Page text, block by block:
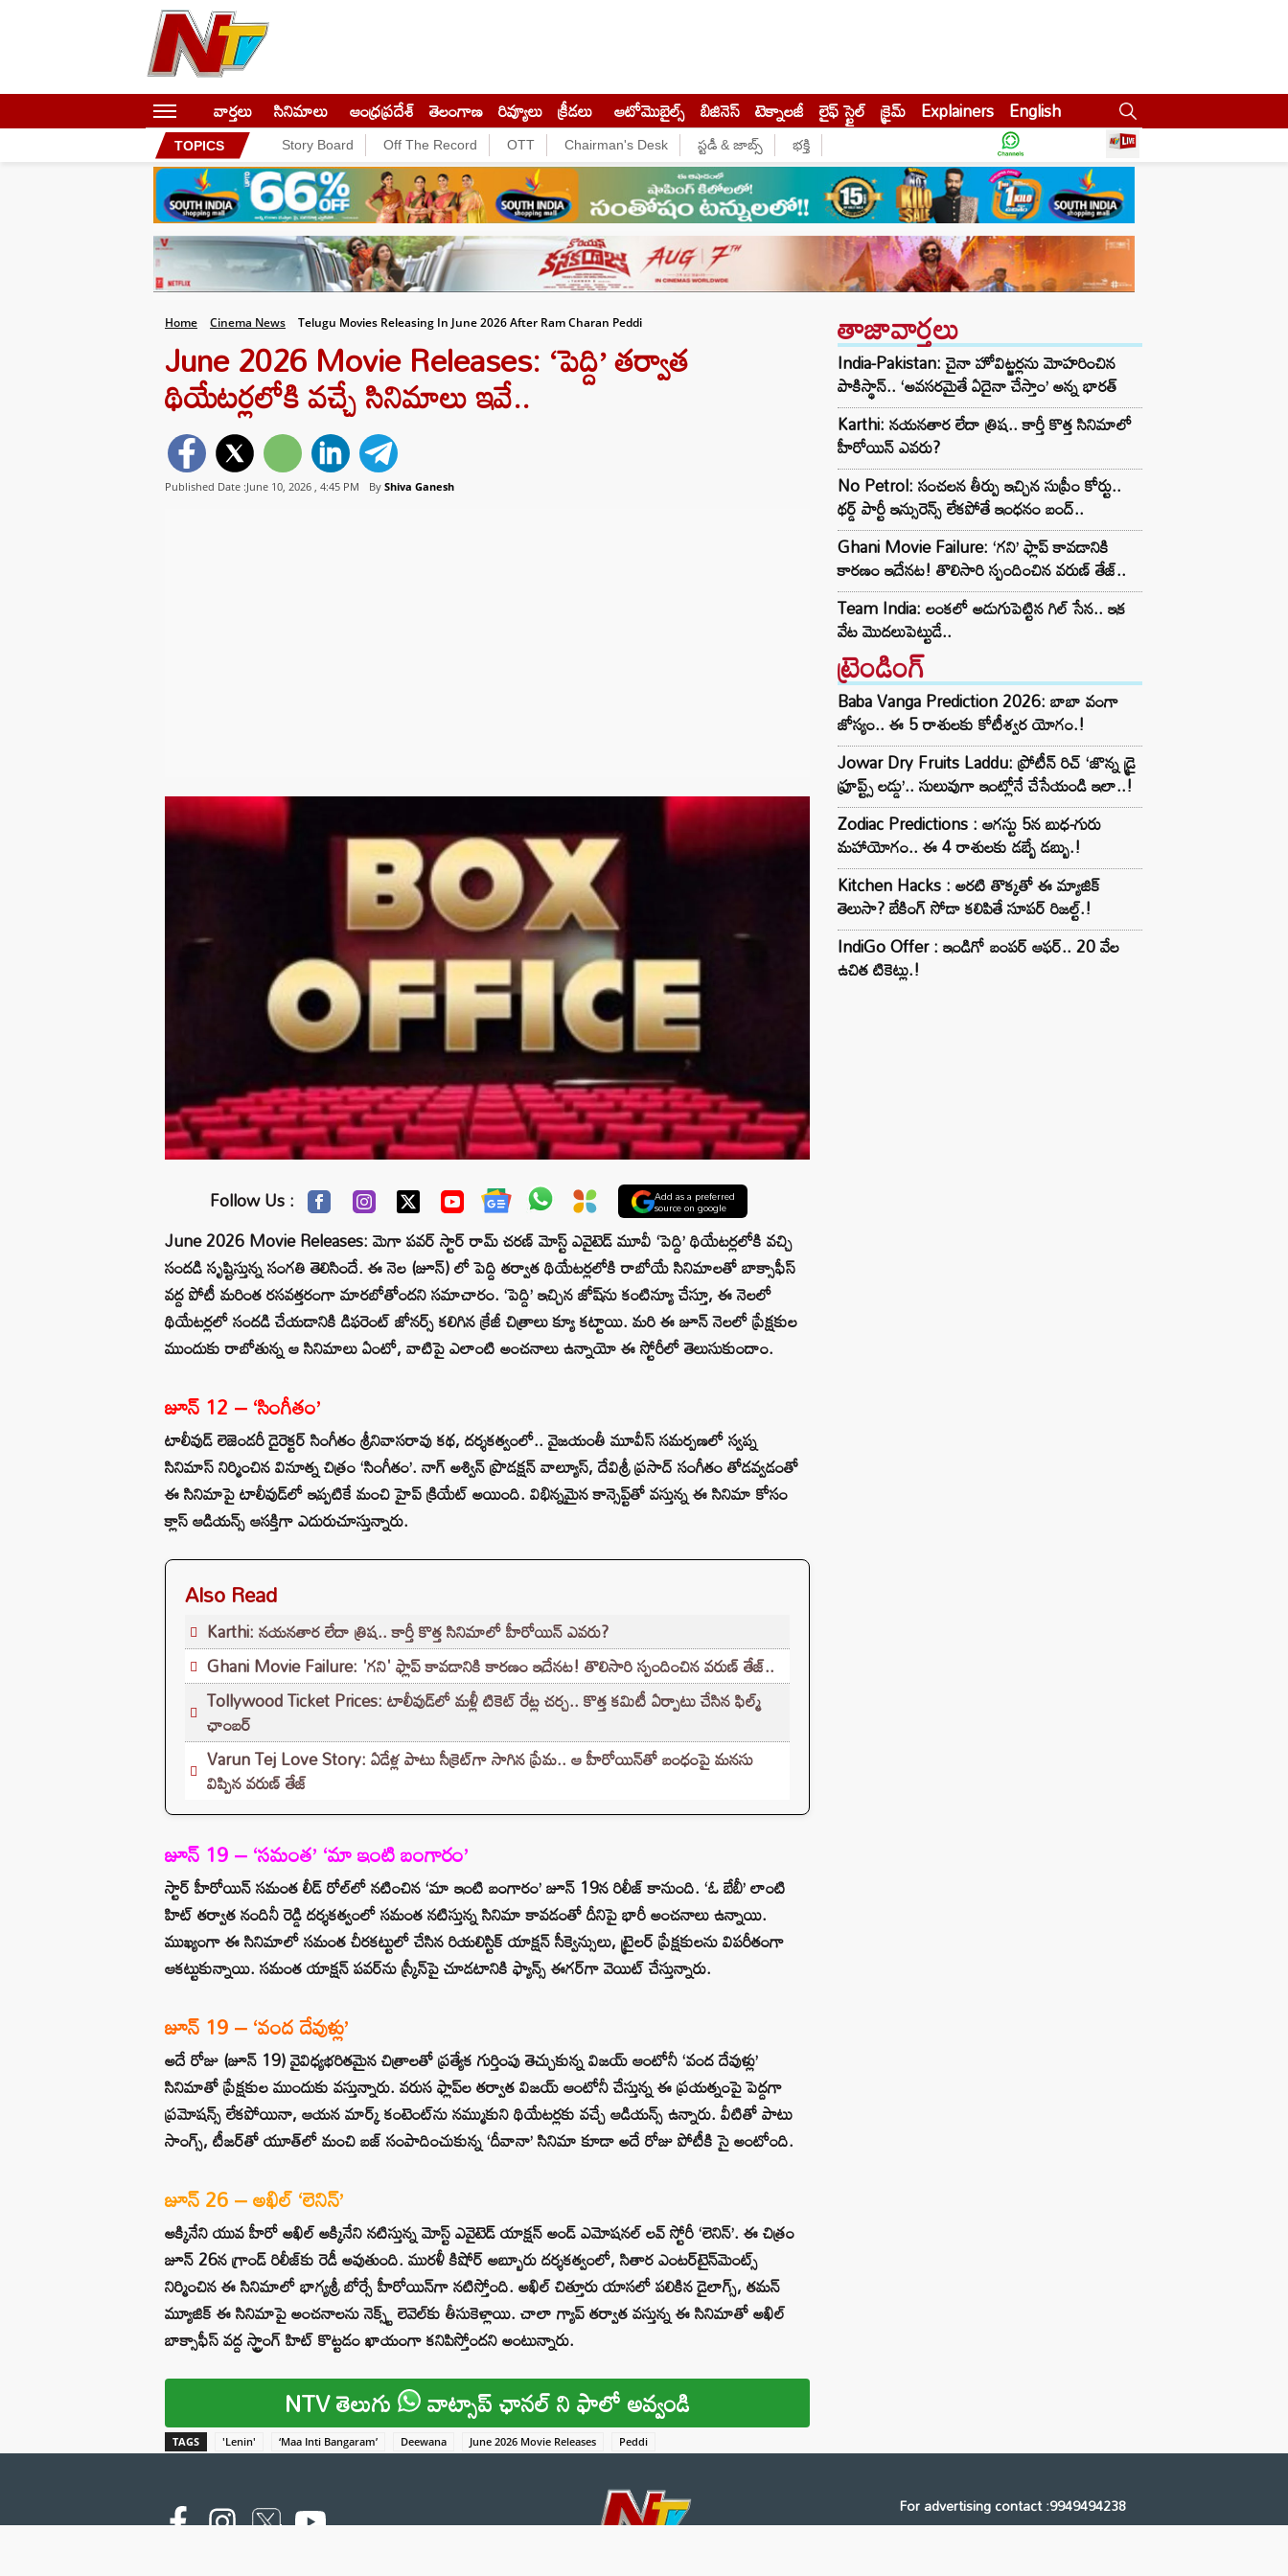
వార్తలు సినిమాలు ఆంధ్రప్రదేశ్ తెలంగాణ రివ్యూలు క్రీడలు ఆటోమొబైల్స్ బిజినెస్‌ టెక్నాలజీ లైఫ్ స్టైల్ క్రైమ్ Explainers English
TOPICS Story Board Off The Record OTT Chairman's Desk స్టడీ & జాబ్స్ భక్తి
Home Cinema News Telugu Movies Releasing In June 2026 After Ram Charan Peddi
June 2026 Movie Releases: ‘పెద్ది’ తర్వాత
థియేటర్లలోకి వచ్చే సినిమాలు ఇవే..
Published Date :June 10, 2026 , 4:45 PM By Shiva Ganesh
Follow Us : Add as a preferred
source on google
June 2026 Movie Releases: మెగా పవర్ స్టార్ రామ్ చరణ్ మోస్ట్ ఎవైటెడ్ మూవీ ‘పెద్ది’ థియేటర్లలోకి వచ్చి
సందడి సృష్టిస్తున్న సంగతి తెలిసిందే. ఈ నెల (జూన్) లో పెద్ది తర్వాత థియేటర్లలోకి రాబోయే సినిమాలతో బాక్సాఫీస్
వద్ద పోటీ మరింత రసవత్తరంగా మారబోతోందని సమాచారం. ‘పెద్ది’ ఇచ్చిన జోష్‌ను కంటిన్యూ చేస్తూ, ఈ నెలలో
థియేటర్లలో సందడి చేయడానికి డిఫరెంట్ జోనర్స్ కలిగిన క్రేజీ చిత్రాలు క్యూ కట్టాయి. మరి ఈ జూన్ నెలలో ప్రేక్షకుల
ముందుకు రాబోతున్న ఆ సినిమాలు ఏంటో, వాటిపై ఎలాంటి అంచనాలు ఉన్నాయో ఈ స్టోరీలో తెలుసుకుందాం.
జూన్ 12 – ‘సింగీతం’
టాలీవుడ్ లెజెండరీ డైరెక్టర్ సింగీతం శ్రీనివాసరావు కథ, దర్శకత్వంలో.. వైజయంతీ మూవీస్ సమర్పణలో స్వప్న
సినిమాస్ నిర్మించిన వినూత్న చిత్రం ‘సింగీతం’. నాగ్ అశ్విన్ ప్రొడక్షన్‌ వాల్యూస్, దేవిశ్రీ ప్రసాద్ సంగీతం తోడవ్వడంతో
ఈ సినిమాపై టాలీవుడ్‌లో ఇప్పటికే మంచి హైప్ క్రియేట్ అయింది. విభిన్నమైన కాన్సెప్ట్‌తో వస్తున్న ఈ సినిమా కోసం
క్లాస్ ఆడియన్స్ ఆసక్తిగా ఎదురుచూస్తున్నారు.
Also Read
Karthi: నయనతార లేదా త్రిష.. కార్తీ కొత్త సినిమాలో హీరోయిన్ ఎవరు?
Ghani Movie Failure: 'గని' ఫ్లాప్‌ కావడానికి కారణం ఇదేనట! తొలిసారి స్పందించిన వరుణ్ తేజ్..
Tollywood Ticket Prices: టాలీవుడ్‌లో మళ్లీ టికెట్‌ రేట్ల చర్చ.. కొత్త కమిటీ ఏర్పాటు చేసిన ఫిల్మ్‌
ఛాంబర్‌
Varun Tej Love Story: ఏడేళ్ల పాటు సీక్రెట్‌గా సాగిన ప్రేమ.. ఆ హీరోయిన్‌తో బంధంపై మనసు
విప్పిన వరుణ్ తేజ్
జూన్ 19 – ‘సమంత’ ‘మా ఇంటి బంగారం’
స్టార్ హీరోయిన్ సమంత లీడ్ రోల్‌లో నటించిన ‘మా ఇంటి బంగారం’ జూన్ 19న రిలీజ్ కానుంది. ‘ఓ బేబీ’ లాంటి
హిట్‌ తర్వాత నందినీ రెడ్డి దర్శకత్వంలో సమంత నటిస్తున్న సినిమా కావడంతో దీనిపై భారీ అంచనాలు ఉన్నాయి.
ముఖ్యంగా ఈ సినిమాలో సమంత చీరకట్టులో చేసిన రియలిస్టిక్ యాక్షన్ సీక్వెన్సులు, ట్రైలర్ ప్రేక్షకులను విపరీతంగా
ఆకట్టుకున్నాయి. సమంత యాక్షన్ పవర్‌ను స్క్రీన్‌పై చూడటానికి ఫ్యాన్స్ ఈగర్‌గా వెయిట్ చేస్తున్నారు.
జూన్ 19 – ‘వంద దేవుళ్లు’
అదే రోజు (జూన్ 19) వైవిధ్యభరితమైన చిత్రాలతో ప్రత్యేక గుర్తింపు తెచ్చుకున్న విజయ్ ఆంటోనీ ‘వంద దేవుళ్లు’
సినిమాతో ప్రేక్షకుల ముందుకు వస్తున్నారు. వరుస ఫ్లాప్‌ల తర్వాత విజయ్ ఆంటోనీ చేస్తున్న ఈ ప్రయత్నంపై పెద్దగా
ప్రమోషన్స్ లేకపోయినా, ఆయన మార్క్ కంటెంట్‌ను నమ్ముకుని థియేటర్లకు వచ్చే ఆడియన్స్ ఉన్నారు. వీటితో పాటు
సాంగ్స్, టీజర్‌తో యూత్‌లో మంచి బజ్ సంపాదించుకున్న ‘దీవానా’ సినిమా కూడా అదే రోజు పోటీకి సై అంటోంది.
జూన్ 26 – అఖిల్ ‘లెనిన్’
అక్కినేని యువ హీరో అఖిల్ అక్కినేని నటిస్తున్న మోస్ట్ ఎవైటెడ్ యాక్షన్ అండ్ ఎమోషనల్ లవ్ స్టోరీ ‘లెనిన్’. ఈ చిత్రం
జూన్ 26న గ్రాండ్‌ రిలీజ్‌కు రెడీ అవుతుంది. మురళీ కిషోర్ అబ్బూరు దర్శకత్వంలో, సితార ఎంటర్‌టైన్‌మెంట్స్
నిర్మించిన ఈ సినిమాలో భాగ్యశ్రీ బోర్సే హీరోయిన్‌గా నటిస్తోంది. అఖిల్ చిత్తూరు యాసలో పలికిన డైలాగ్స్, తమన్
మ్యూజిక్ ఈ సినిమాపై అంచనాలను నెక్స్ట్ లెవెల్‌కు తీసుకెళ్లాయి. చాలా గ్యాప్ తర్వాత వస్తున్న ఈ సినిమాతో అఖిల్
బాక్సాఫీస్ వద్ద స్ట్రాంగ్ హిట్ కొట్టడం ఖాయంగా కనిపిస్తోందని అంటున్నారు.
NTV తెలుగు వాట్సాప్ ఛానల్ ని ఫాలో అవ్వండి
TAGS 'Lenin' ‘Maa Inti Bangaram’ Deewana June 2026 Movie Releases Peddi
తాజావార్తలు
India-Pakistan: చైనా హోవిట్జర్లను మోహరించిన
పాకిస్థాన్.. ‘అవసరమైతే ఏదైనా చేస్తాం’ అన్న భారత్
Karthi: నయనతార లేదా త్రిష.. కార్తీ కొత్త సినిమాలో
హీరోయిన్ ఎవరు?
No Petrol: సంచలన తీర్పు ఇచ్చిన సుప్రీం కోర్టు..
థర్డ్ పార్టీ ఇన్సురెన్స్ లేకపోతే ఇంధనం బంద్..
Ghani Movie Failure: ‘గని’ ఫ్లాప్‌ కావడానికి
కారణం ఇదేనట! తొలిసారి స్పందించిన వరుణ్ తేజ్..
Team India: లంకలో అడుగుపెట్టిన గిల్ సేన.. ఇక
వేట మొదలుపెట్టుడే..
ట్రెండింగ్‌
Baba Vanga Prediction 2026: బాబా వంగా
జోస్యం.. ఈ 5 రాశులకు కోటీశ్వర యోగం.!
Jowar Dry Fruits Laddu: ప్రోటీన్ రిచ్ ‘జొన్న డ్రై
ఫ్రూప్ట్స్ లడ్డు’.. సులువుగా ఇంట్లోనే చేసేయండి ఇలా..!
Zodiac Predictions : ఆగస్టు 5న బుధ-గురు
మహాయోగం.. ఈ 4 రాశులకు డబ్బే డబ్బు.!
Kitchen Hacks : అరటి తొక్కతో ఈ మ్యాజిక్
తెలుసా? బేకింగ్ సోడా కలిపితే సూపర్ రిజల్ట్.!
IndiGo Offer : ఇండిగో బంపర్ ఆఫర్.. 20 వేల
ఉచిత టికెట్లు.!
For advertising contact :9949494238
Email: digital@ntvnetwork.com